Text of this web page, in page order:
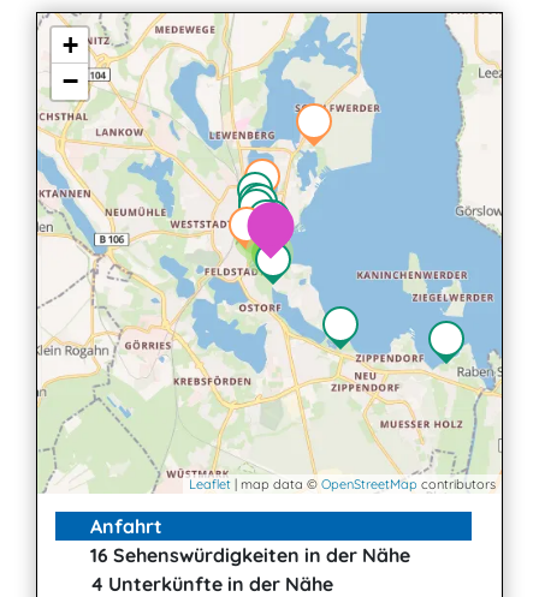
3
+
−
Leaflet | map data © OpenStreetMap contributors
Anfahrt
16 Sehenswürdigkeiten in der Nähe
4 Unterkünfte in der Nähe